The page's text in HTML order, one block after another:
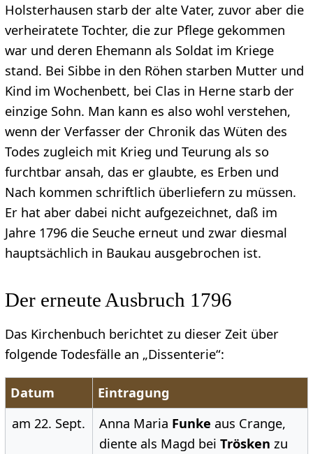
Holsterhausen starb der alte Vater, zuvor aber die
verheiratete Tochter, die zur Pflege gekommen
war und deren Ehemann als Soldat im Kriege
stand. Bei Sibbe in den Röhen starben Mutter und
Kind im Wochenbett, bei Clas in Herne starb der
einzige Sohn. Man kann es also wohl verstehen,
wenn der Verfasser der Chronik das Wüten des
Todes zugleich mit Krieg und Teurung als so
furchtbar ansah, das er glaubte, es Erben und
Nach kommen schriftlich überliefern zu müssen.
Er hat aber dabei nicht aufgezeichnet, daß im
Jahre 1796 die Seuche erneut und zwar diesmal
hauptsächlich in Baukau ausgebrochen ist.
Der erneute Ausbruch 1796
Das Kirchenbuch berichtet zu dieser Zeit über
folgende Todesfälle an „Dissenterie“:
Datum
Eintragung
am 22. Sept.
Anna Maria Funke aus Crange,
diente als Magd bei Trösken zu